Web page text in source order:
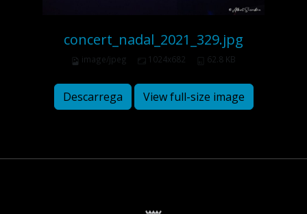
concert_nadal_2021_329.jpg
image/jpeg 1024x682 62.8 KB
Descarrega View full-size image